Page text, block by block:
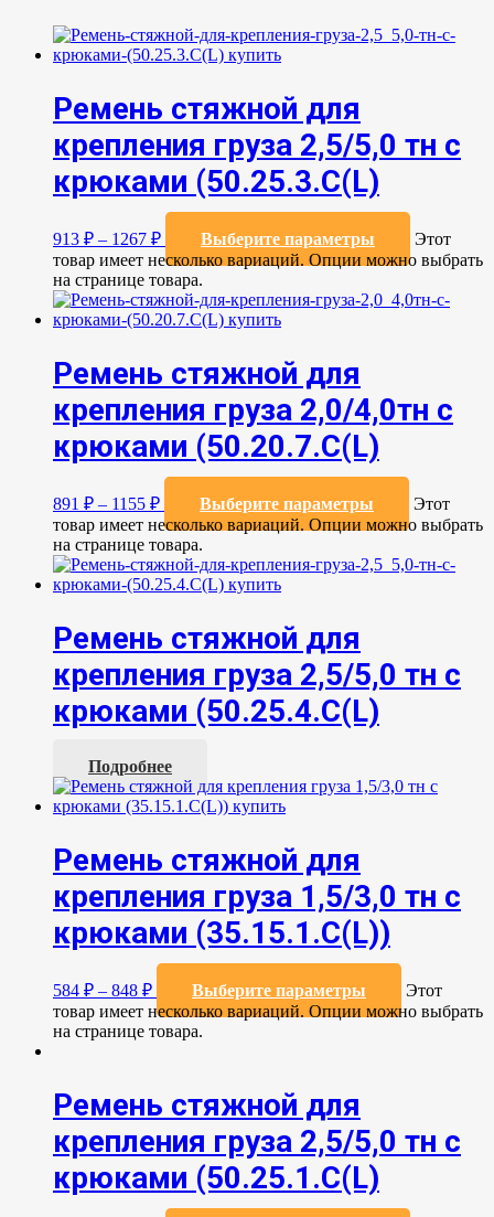
Ремень стяжной для
крепления груза 2,5/5,0 тн с
крюками (50.25.3.C(L)
913 ₽ – 1267 ₽ Выберите параметры
Этот
товар имеет несколько вариаций. Опции можно выбрать
на странице товара.
Ремень стяжной для
крепления груза 2,0/4,0тн с
крюками (50.20.7.C(L)
891 ₽ – 1155 ₽ Выберите параметры
Этот
товар имеет несколько вариаций. Опции можно выбрать
на странице товара.
Ремень стяжной для
крепления груза 2,5/5,0 тн с
крюками (50.25.4.С(L)
Подробнее
Ремень стяжной для
крепления груза 1,5/3,0 тн с
крюками (35.15.1.C(L))
584 ₽ – 848 ₽ Выберите параметры
Этот
товар имеет несколько вариаций. Опции можно выбрать
на странице товара.
Ремень стяжной для
крепления груза 2,5/5,0 тн с
крюками (50.25.1.С(L)